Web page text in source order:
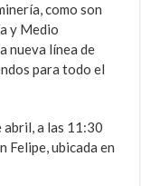
como son
y Medio
nueva línea de
para todo el
abril, a las 11:30
Felipe, ubicada en